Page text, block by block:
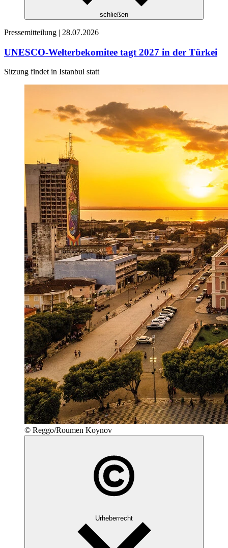
schließen
Pressemitteilung | 28.07.2026
UNESCO-Welterbekomitee tagt 2027 in der Türkei
Sitzung findet in Istanbul statt
© Reggo/Roumen Koynov
Urheberrecht